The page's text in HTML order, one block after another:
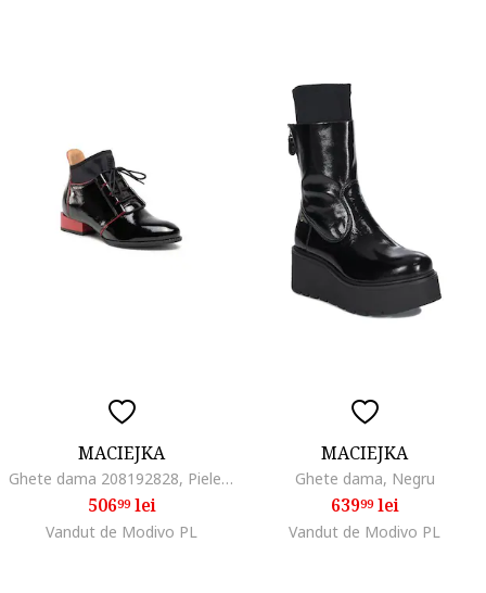
MACIEJKA
Ghete dama 208192828, Piele naturala, Negru, Negru
50699lei
Vandut de Modivo PL
MACIEJKA
Ghete dama, Negru
63999lei
Vandut de Modivo PL